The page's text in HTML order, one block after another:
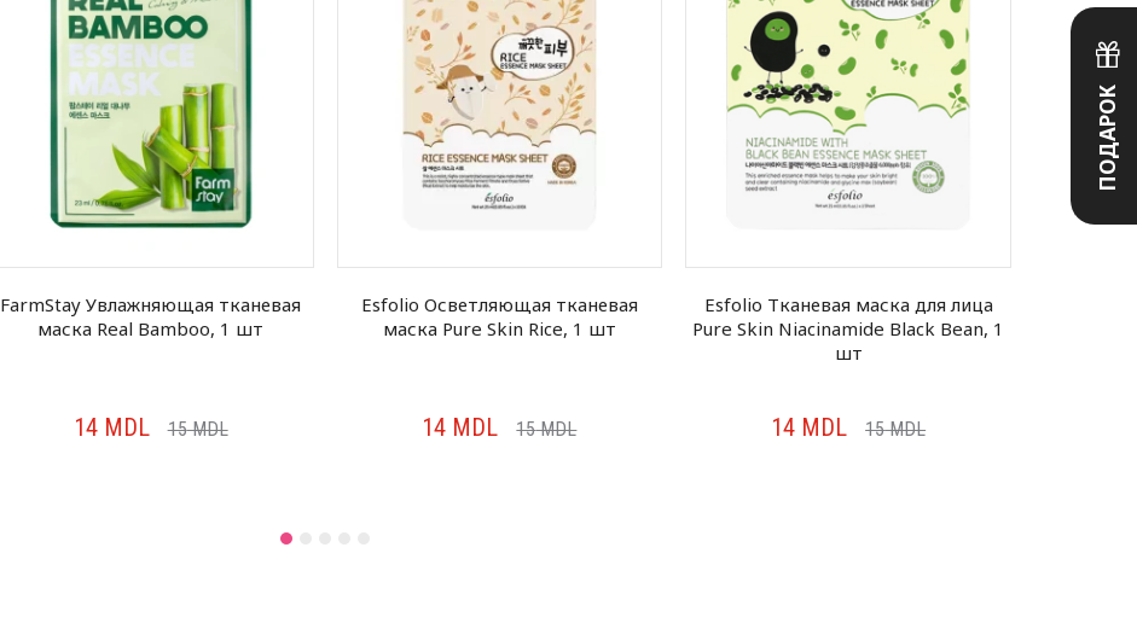
FarmStay Увлажняющая тканевая
маска Real Bamboo, 1 шт
14MDL 15MDL
Esfolio Осветляющая тканевая
маска Pure Skin Rice, 1 шт
14 MDL 15MDL
Esfolio Тканевая маска для лица
Pure Skin Niacinamide Black Bean, 1
шт
14 MDL 15MDL
ПОДАРОК